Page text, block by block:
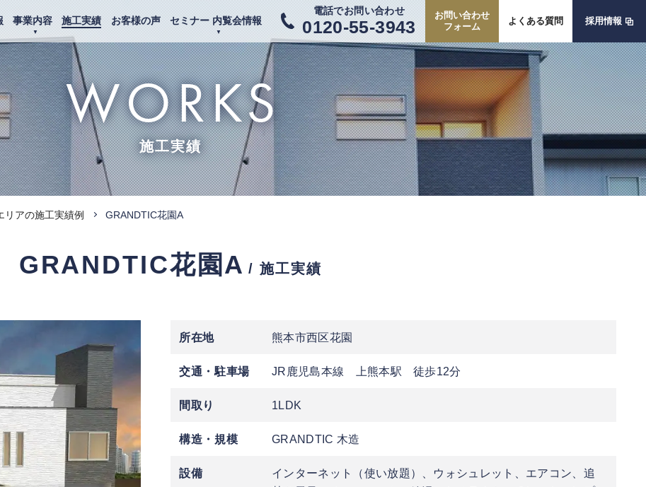
事業内容 施工実績 お客様の声 セミナー 内覧会情報
電話でお問い合わせ
0120-55-3943
お問い合わせ
フォーム
よくある質問 採用情報
WORKS
施工実績
リアの施工実績例 GRANDTIC花園A
GRANDTIC花園A / 施工実績
所在地 熊本市西区花園
交通・駐車場 JR鹿児島本線 上熊本駅 徒歩12分
間取り 1LDK
構造・規模 GRANDTIC 木造
設備
インターネット（使い放題）、ウォシュレット、エアコン、追